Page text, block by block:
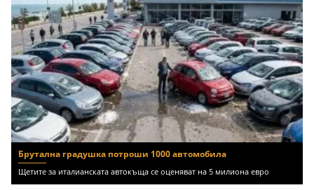
Брутална градушка потроши 1000 автомобила
Щетите за италианската автокъща се оценяват на 5 милиона евро